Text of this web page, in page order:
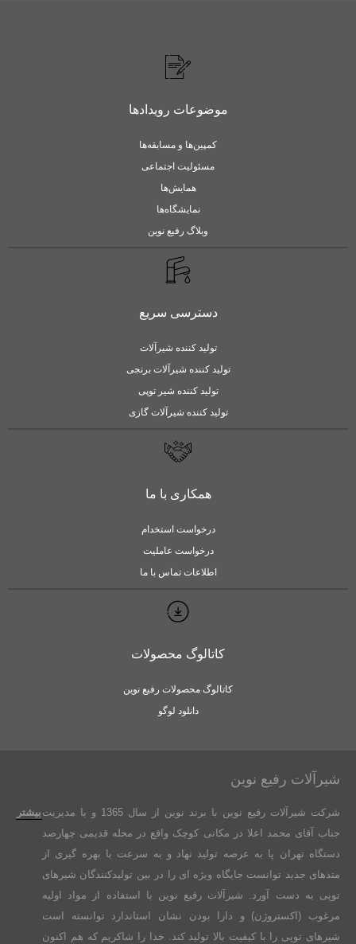
موضوعات رویدادها
کمپین‌ها و مسابقه‌ها
مسئولیت اجتماعی
همایش‌ها
نمایشگاه‌ها
وبلاگ رفیع نوین
دسترسی سریع
تولید کننده شیرآلات
تولید کننده شیرآلات برنجی
تولید کننده شیر توپی
تولید کننده شیرآلات گازی
همکاری با ما
درخواست استخدام
درخواست عاملیت
اطلاعات تماس با ما
کاتالوگ محصولات
کاتالوگ محصولات رفیع نوین
دانلود لوگو
شیرآلات رفیع نوین
شرکت شیرآلات رفیع نوین با برند نوین از سال 1365 و با مدیریت
جناب آقای محمد اعلا در مکانی کوچک واقع در محله قدیمی چهارصد
دستگاه تهران پا به عرصه تولید نهاد و به سرعت با بهره گیری از
متدهای جدید توانست جایگاه ویژه ای را در بین تولیدکنندگان شیرهای
توپی به دست آورد. شیرآلات رفیع نوین با استفاده از مواد اولیه
مرغوب (اکستروژن) و دارا بودن نشان استاندارد توانسته است
شیرهای توپی را با کیفیت بالا تولید کند. خدا را شاکریم که هم اکنون
بیشتر